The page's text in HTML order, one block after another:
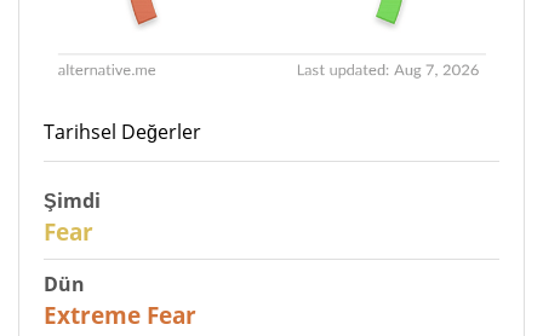
Tarihsel Değerler
Şimdi
Fear
Dün
Extreme Fear